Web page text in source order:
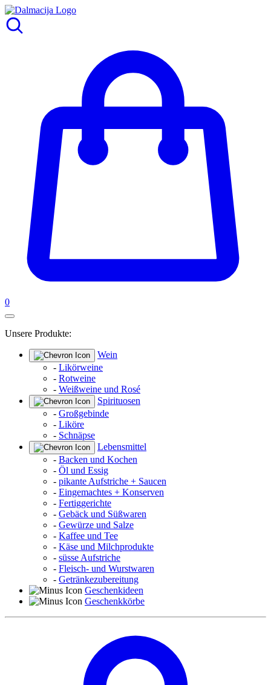
0
Unsere Produkte:
Wein
- Likörweine
- Rotweine
- Weißweine und Rosé
Spirituosen
- Großgebinde
- Liköre
- Schnäpse
Lebensmittel
- Backen und Kochen
- Öl und Essig
- pikante Aufstriche + Saucen
- Eingemachtes + Konserven
- Fertiggerichte
- Gebäck und Süßwaren
- Gewürze und Salze
- Kaffee und Tee
- Käse und Milchprodukte
- süsse Aufstriche
- Fleisch- und Wurstwaren
- Getränkezubereitung
Geschenkideen
Geschenkkörbe